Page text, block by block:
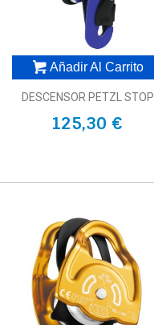
Añadir Al Carrito
DESCENSOR PETZL STOP
125,30 €